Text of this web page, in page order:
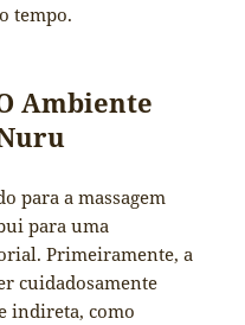
tempo.
Ambiente
para a massagem
para uma
Primeiramente, a
cuidadosamente
indireta, como